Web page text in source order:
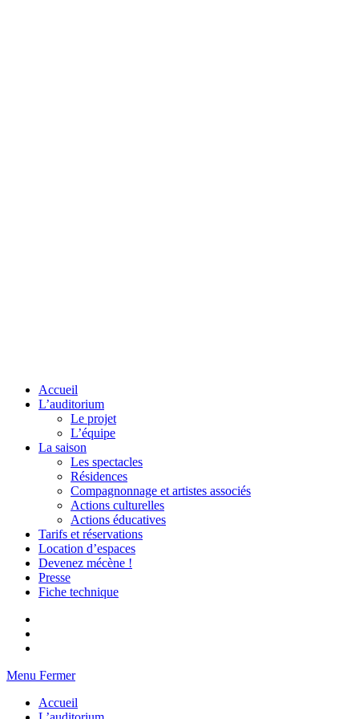
View
website
Accueil
L’auditorium
Le projet
L’équipe
La saison
Les spectacles
Résidences
Compagnonnage et artistes associés
Actions culturelles
Actions éducatives
Tarifs et réservations
Location d’espaces
Devenez mécène !
Presse
Fiche technique
Menu Fermer
Accueil